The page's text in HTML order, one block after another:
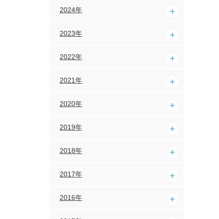
2024年
2023年
2022年
2021年
2020年
2019年
2018年
2017年
2016年